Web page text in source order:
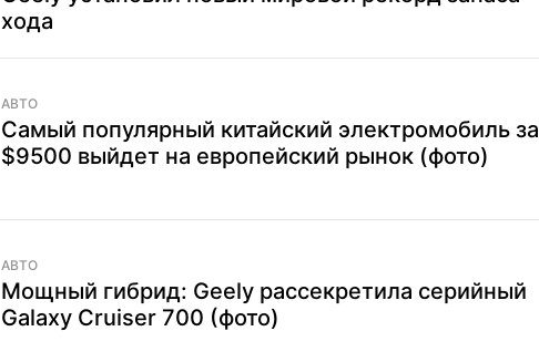
хода
АВТО
Самый популярный китайский электромобиль за
$9500 выйдет на европейский рынок (фото)
АВТО
Мощный гибрид: Geely рассекретила серийный
Galaxy Cruiser 700 (фото)